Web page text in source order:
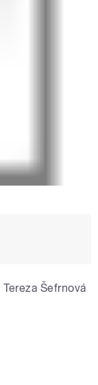
Tereza Šefrnová